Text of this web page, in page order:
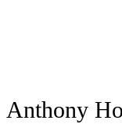
Anthony